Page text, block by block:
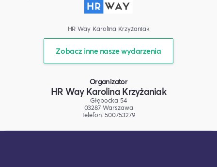
HR Way Karolina Krzyżaniak
Zobacz inne nasze wydarzenia
Organizator
HR Way Karolina Krzyżaniak
Głębocka 54
03287 Warszawa
Telefon: 500753279